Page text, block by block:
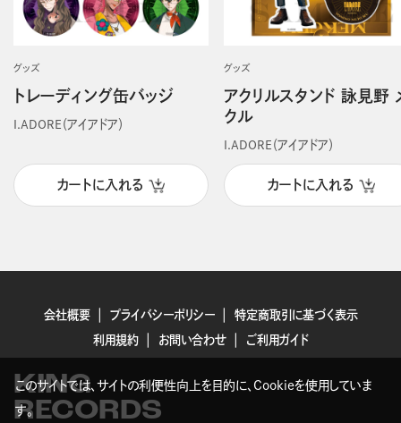
グッズ
トレーディング缶バッジ
I.ADORE（アイアドア）
カートに入れる
グッズ
アクリルスタンド 詠見野
クル
I.ADORE（アイアドア）
カートに入れる
会社概要 プライバシーポリシー
特定商取引に基づく表示
利用規約
お問い合わせ ご利用ガイド
KING
RECORDS
このサイトでは、サイトの利便性向上を目的に、Cookieを使用していま
す。